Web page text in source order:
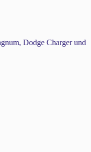
Dodge Charger und